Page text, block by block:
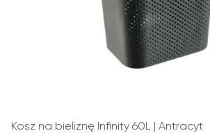
Kosz na bieliznę Infinity 60L | Antracyt